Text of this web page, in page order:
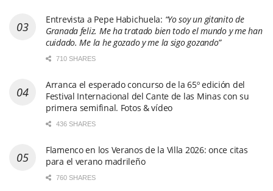
Entrevista a Pepe Habichuela: “Yo soy un gitanito de
Granada feliz. Me ha tratado bien todo el mundo y me han
cuidado. Me la he gozado y me la sigo gozando”
710 SHARES
Arranca el esperado concurso de la 65º edición del
Festival Internacional del Cante de las Minas con su
primera semifinal. Fotos & vídeo
436 SHARES
Flamenco en los Veranos de la Villa 2026: once citas
para el verano madrileño
760 SHARES